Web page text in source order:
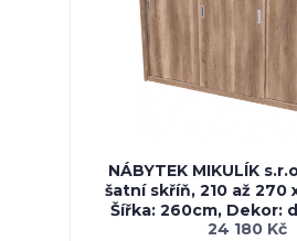
NÁBYTEK MIKULÍK
šatní skříň, 210 až 270
Šířka: 260cm, Dekor:
24 180 Kč